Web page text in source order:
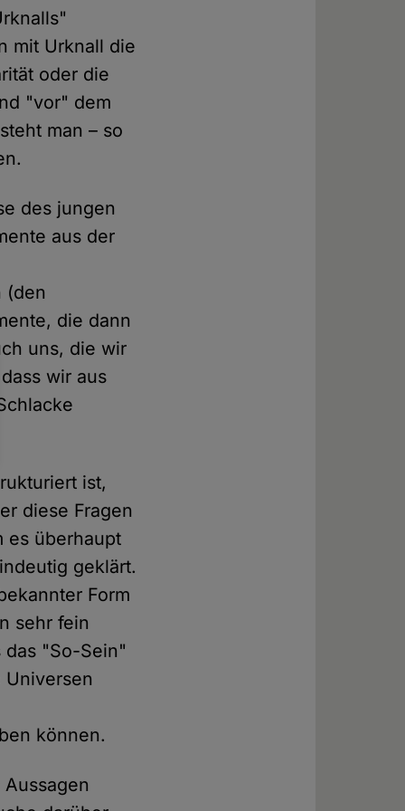
mit Urknall die
oder die
"vor" dem
man – so
des jungen
aus der
(den
die dann
uns, die wir
wir aus
ist,
diese Fragen
es überhaupt
geklärt.
Form
sehr fein
das "So-Sein"
können.